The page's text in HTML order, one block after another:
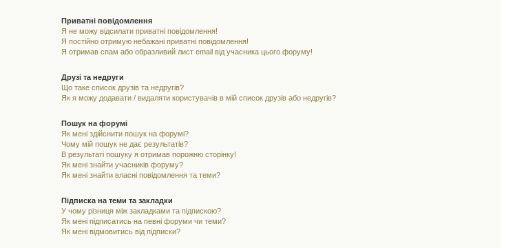
Приватні повідомлення
Я не можу відсилати приватні повідомлення!
Я постійно отримую небажані приватні повідомлення!
Я отримав спам або образливий лист email від учасника цього форуму!
Друзі та недруги
Що таке список друзів та недругів?
Як я можу додавати / видаляти користувачів в мій список друзів або недругів?
Пошук на форумі
Як мені здійснити пошук на форумі?
Чому мій пошук не дає результатів?
В результаті пошуку я отримав порожню сторінку!
Як мені знайти учасників форуму?
Як мені знайти власні повідомлення та теми?
Підписка на теми та закладки
У чому різниця між закладками та підпискою?
Як мені підписатись на певні форуми чи теми?
Як мені відмовитись від підписки?